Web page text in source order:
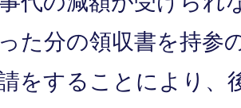
た分の領収書を持参
をすることにより、